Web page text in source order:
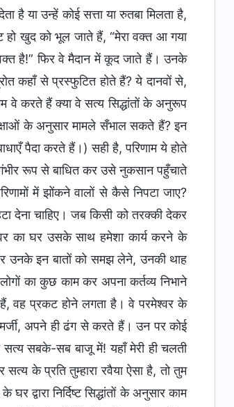
या उन्हें कोई सत्ता या रुतबा मिलता है,
हो खुद को भूल जाते हैं, “मेरा वक्त आ गया
है!” फिर वे मैदान में कूद जाते हैं। उनके
कहाँ से प्रस्फुटित होते हैं? ये दानवों से,
वे करते हैं क्या वे सत्य सिद्धांतों के अनुरूप
के अनुसार मामले सँभाल सकते हैं? इन
पैदा करते हैं।) सही है, परिणाम ये होते
रूप से बाधित कर उसे नुकसान पहुँचाते
में झोंकने वालों से कैसे निपटा जाए?
देना चाहिए। जब किसी को तरक्की देकर
का घर उसके साथ हमेशा कार्य करने के
उनके इन बातों को समझ लेने, उनकी थाह
का कुछ काम कर अपना कर्तव्य निभाने
वह प्रकट होने लगता है। वे परमेश्वर के
मर्जी, अपने ही ढंग से करते हैं। उन पर कोई
सबके-सब बाजू में! यहाँ मेरी ही चलती
के प्रति तुम्हारा रवैया ऐसा है, तो तुम
निर्दिष्ट सिद्धांतों के अनुसार काम